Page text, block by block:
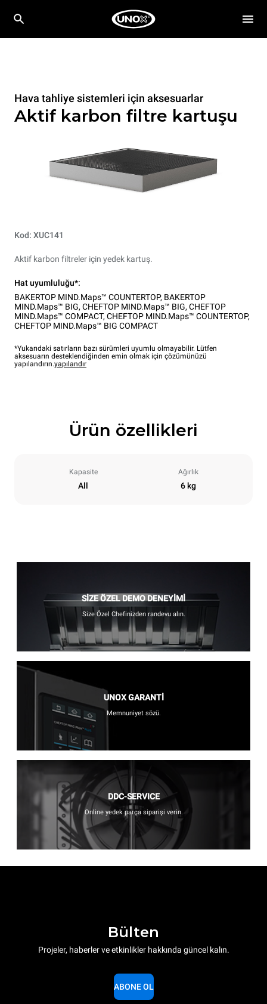
Hava tahliye sistemleri için aksesuarlar
Aktif karbon filtre kartuşu
Kod: XUC141
Aktif karbon filtreler için yedek kartuş.
Hat uyumluluğu*:
BAKERTOP MIND.Maps™ COUNTERTOP, BAKERTOP
MIND.Maps™ BIG, CHEFTOP MIND.Maps™ BIG, CHEFTOP
MIND.Maps™ COMPACT, CHEFTOP MIND.Maps™ COUNTERTOP,
CHEFTOP MIND.Maps™ BIG COMPACT
*Yukarıdaki satırların bazı sürümleri uyumlu olmayabilir. Lütfen
aksesuarın desteklendiğinden emin olmak için çözümünüzü
yapılandırın.yapılandır
Ürün özellikleri
Kapasite
All
Ağırlık
6 kg
SİZE ÖZEL DEMO DENEYİMİ
Size Özel Chefinizden randevu alın.
UNOX GARANTİ
Memnuniyet sözü.
DDC-SERVICE
Online yedek parça siparişi verin.
Bülten
Projeler, haberler ve etkinlikler hakkında güncel kalın.
ABONE OL